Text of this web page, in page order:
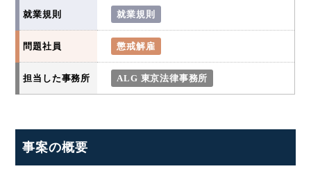
就業規則 就業規則
問題社員 懲戒解雇
担当した事務所 ALG 東京法律事務所
事案の概要